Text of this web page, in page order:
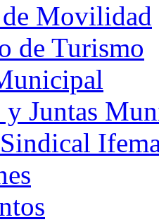
Movilidad
de Turismo
Juntas